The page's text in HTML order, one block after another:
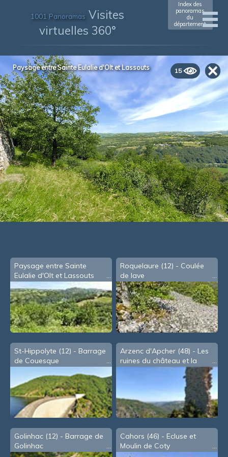
1001 Panoramas Visites
virtuelles 360°
Index des
panoramas
du
département
15
Paysage entre Sainte Eulalie d'Olt et Lassouts
Paysage entre Sainte
Eulalie d'Olt et Lassouts
Roquelaure (12) - Coulée
de lave
St-Hippolyte (12) - Barrage
de Couesque
Arzenc d'Apcher (48) - Les
ruines du château et la
chapelle romane
Golinhac (12) - Barrage de
Golinhac
Cahors (46) - Ecluse et
Moulin de Coty